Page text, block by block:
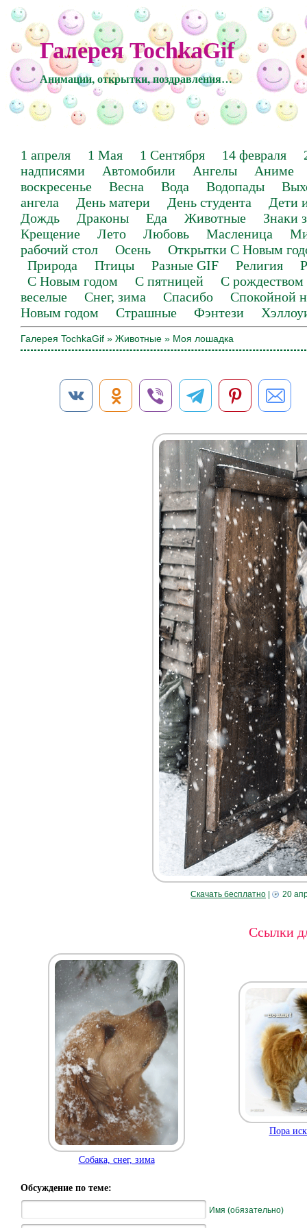
Галерея TochkaGif
Анимации, открытки, поздравления…
1 апреля 1 Мая 1 Сентября 14 февраля
надписями
Автомобили Ангелы
Аниме
воскресенье
Весна Вода Водопады
ангела
День матери День студента
Дети
Дождь
Драконы Еда Животные
Знаки
Крещение
Лето Любовь Масленица
рабочий стол
Осень
Открытки С Новым
Природа
Птицы Разные GIF Религия
С Новым годом
С пятницей
С рождеством
веселые
Снег, зима Спасибо
Спокойной
Новым годом
Страшные Фэнтези
Галерея TochkaGif » Животные » Моя лошадка
Скачать бесплатно 20
Ссылки
Собака, снег, зима
Пора
Обсуждение по теме:
Имя (обязательно)